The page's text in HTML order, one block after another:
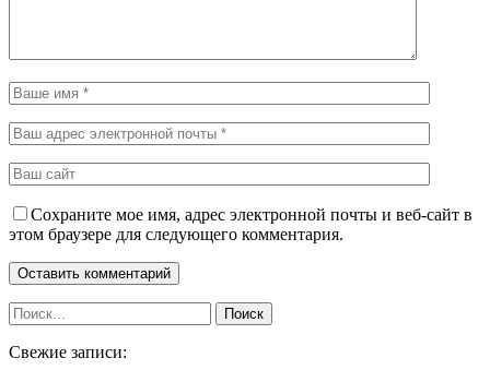
Сохраните мое имя, адрес электронной почты и веб-сайт в
этом браузере для следующего комментария.
Свежие записи: